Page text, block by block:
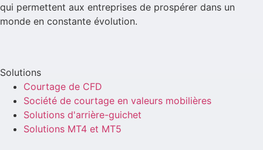
qui permettent aux entreprises de prospérer dans un
monde en constante évolution.
Solutions
Courtage de CFD
Société de courtage en valeurs mobilières
Solutions d'arrière-guichet
Solutions MT4 et MT5